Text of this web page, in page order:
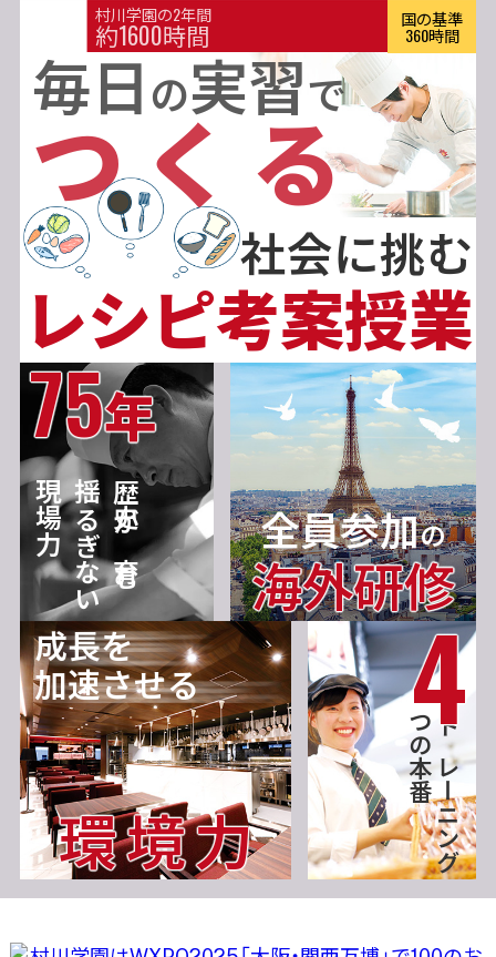
村川学園の2年間
約1600時間 国の基準
360時間
毎日の実習で
つくる
社会に挑む
レシピ考案授業
75年
歴史が育む
揺るぎない
現場力 全員参加の
海外研修
成長を
加速させる
環境力 トレーニング
つの本番